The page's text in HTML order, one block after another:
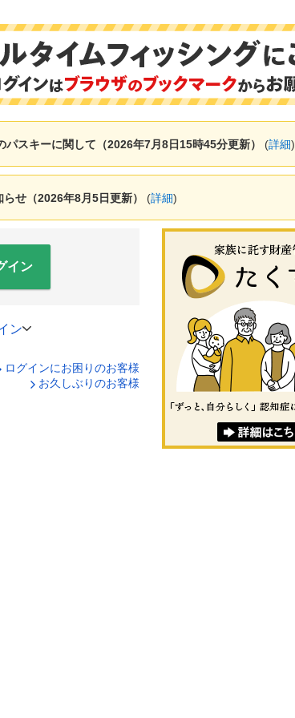
スキーに関して（2026年7月8日15時45分更新） (詳細)
せ（2026年8月5日更新） (詳細)
イン
ン
口座番号でログイン
ログインにお困りのお客様
お久しぶりのお客様